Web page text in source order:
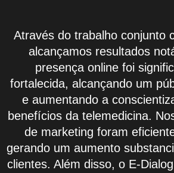
Através do trabalho conjunto
alcançamos resultados
presença online foi
fortalecida, alcançando um
e aumentando a
benefícios da telemedicina.
de marketing foram
gerando um aumento
clientes. Além disso, o E-